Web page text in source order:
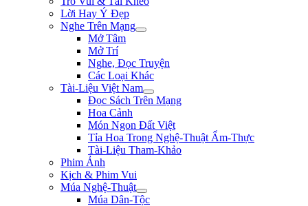
Lời Hay Ý Đẹp
Nghe Trên Mạng
Mở Tâm
Mở Trí
Nghe, Đọc Truyện
Các Loại Khác
Tài-Liệu Việt Nam
Đọc Sách Trên Mạng
Hoa Cảnh
Món Ngon Đất Việt
Tỉa Hoa Trong Nghệ-Thuật Ẩm-Thực
Tài-Liệu Tham-Khảo
Phim Ảnh
Kịch & Phim Vui
Múa Nghệ-Thuật
Múa Dân-Tộc